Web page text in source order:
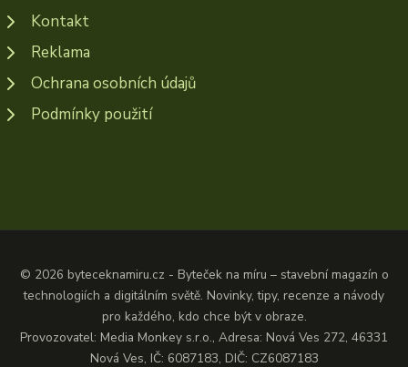
Kontakt
Reklama
Ochrana osobních údajů
Podmínky použití
© 2026 byteceknamiru.cz - Byteček na míru – stavební magazín o
technologiích a digitálním světě. Novinky, tipy, recenze a návody
pro každého, kdo chce být v obraze.
Provozovatel: Media Monkey s.r.o., Adresa: Nová Ves 272, 46331
Nová Ves, IČ: 6087183, DIČ: CZ6087183